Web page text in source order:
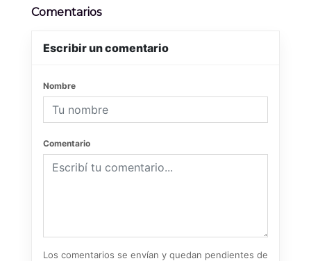
Comentarios
Escribir un comentario
Nombre
Comentario
Los comentarios se envían y quedan pendientes de